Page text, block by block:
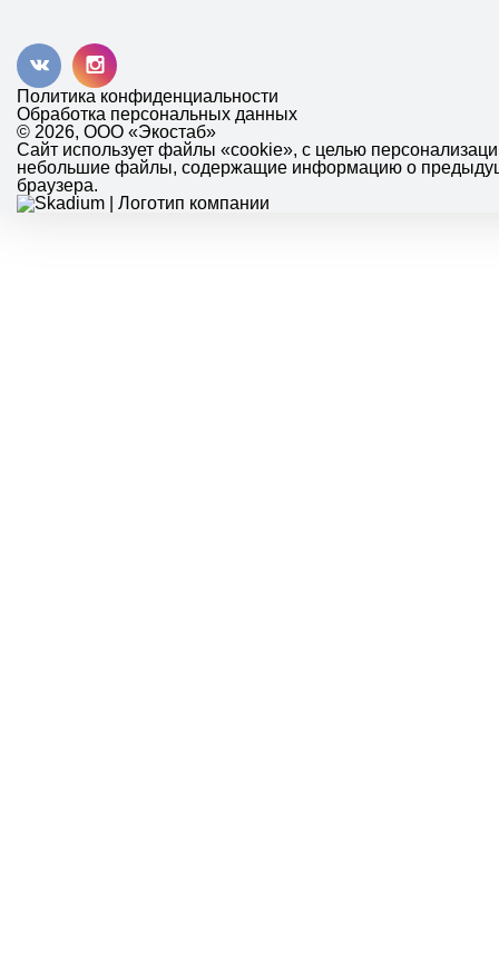
Политика конфиденциальности
Обработка персональных данных
© 2026, ООО «Экостаб»
Сайт использует файлы «cookie», с целью
небольшие файлы, содержащие информацию о
браузера.